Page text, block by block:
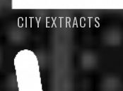
CITY EXTRACTS